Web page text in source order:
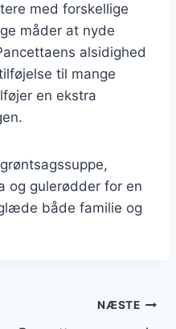
med forskellige
måder at nyde
alsidighed
til mange
en ekstra
og gulerødder for en
både familie og
NÆSTE